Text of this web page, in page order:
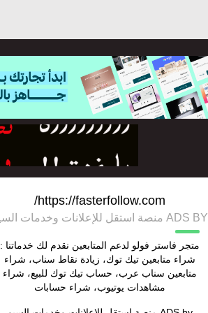
https://fasterfollow.com/
ADS BY منصة استقل للإعلانات وخدمات السيو
متجر فاستر فولو لدعم المتابعين نقدم لك خدماتنا :
شراء متابعين تيك توك، زيادة نقاط سناب، شراء
متابعين سناب عرب، حساب تيك توك للبيع، شراء
مشاهدات يوتيوب، شراء حسابات